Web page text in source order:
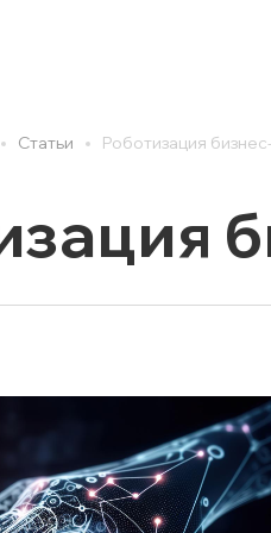
Анонсы
ДИТ
Cтатьи Роботизация